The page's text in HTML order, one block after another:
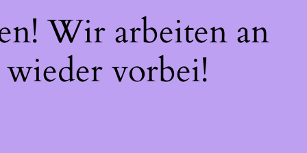
Wir arbeiten an
vorbei!